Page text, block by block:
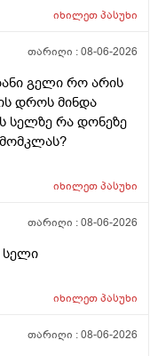
ანუ იმ
ეს ტესტი
იხილეთპასუხი
თარიღი :08-06-2026
გელი რო არის
დროს მინდა
სელზე რა დონეზე
იხილეთპასუხი
თარიღი :08-06-2026
სელი
იხილეთპასუხი
თარიღი :08-06-2026